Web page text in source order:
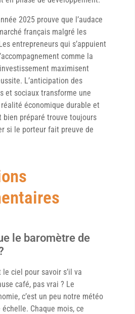
2025 prouve que l’audace
français malgré les
entrepreneurs qui s’appuient
comme la
maximisent
L’anticipation des
et sociaux transforme une
économique durable et
bien préparé trouve toujours
si le porteur fait preuve de
le baromètre de
ciel pour savoir s’il va
café, pas vrai ? Le
c’est un peu notre météo
Chaque mois, ce